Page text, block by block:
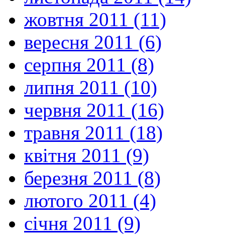
жовтня 2011 (11)
вересня 2011 (6)
серпня 2011 (8)
липня 2011 (10)
червня 2011 (16)
травня 2011 (18)
квітня 2011 (9)
березня 2011 (8)
лютого 2011 (4)
січня 2011 (9)